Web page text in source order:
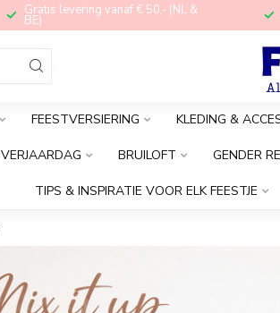
Gratis levering vanaf € 50,- (NL &
BE)
FEESTVERSIERING KLEDING &
VERJAARDAG BRUILOFT GENDER
TIPS & INSPIRATIE VOOR ELK FEESTJE